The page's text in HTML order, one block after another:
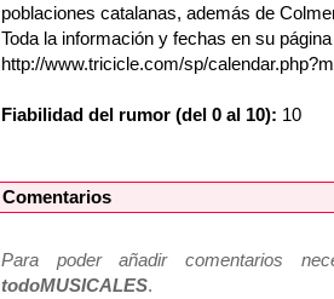
poblaciones catalanas, además de
Toda la información y fechas en su
http://www.tricicle.com/sp/
Fiabilidad del rumor (del 0 al 10): 10
Comentarios
Para poder añadir comentarios
todoMUSICALES.